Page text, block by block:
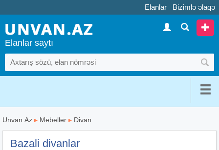
Elanlar Bizimlə əlaqə
Elanlar saytı
Unvan.Az ▸ Mebellər ▸ Divan
Bazali divanlar